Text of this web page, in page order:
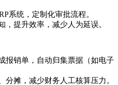
系统，定制化审批流程。
，提升效率，减少人为延误。
报销单，自动归集票据（如电子
分摊，减少财务人工核算压力。